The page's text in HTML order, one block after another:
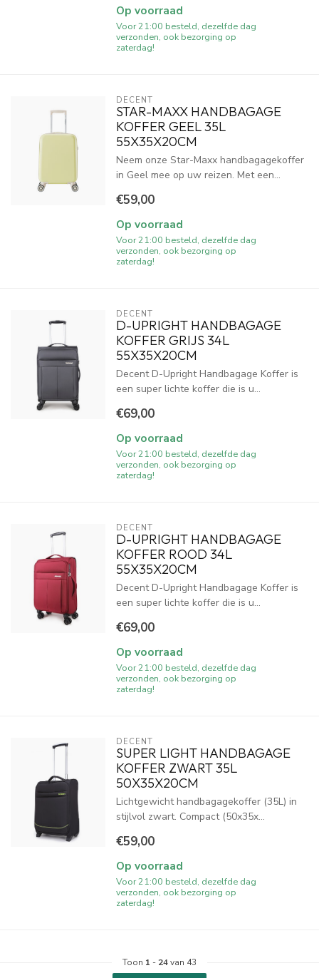
Op voorraad
Voor 21:00 besteld, dezelfde dag
verzonden, ook bezorging op
zaterdag!
DECENT
STAR-MAXX HANDBAGAGE
KOFFER GEEL 35L
55X35X20CM
Neem onze Star-Maxx handbagagekoffer
in Geel mee op uw reizen. Met een...
€59,00
Op voorraad
Voor 21:00 besteld, dezelfde dag
verzonden, ook bezorging op
zaterdag!
DECENT
D-UPRIGHT HANDBAGAGE
KOFFER GRIJS 34L
55X35X20CM
Decent D-Upright Handbagage Koffer is
een super lichte koffer die is u...
€69,00
Op voorraad
Voor 21:00 besteld, dezelfde dag
verzonden, ook bezorging op
zaterdag!
DECENT
D-UPRIGHT HANDBAGAGE
KOFFER ROOD 34L
55X35X20CM
Decent D-Upright Handbagage Koffer is
een super lichte koffer die is u...
€69,00
Op voorraad
Voor 21:00 besteld, dezelfde dag
verzonden, ook bezorging op
zaterdag!
DECENT
SUPER LIGHT HANDBAGAGE
KOFFER ZWART 35L
50X35X20CM
Lichtgewicht handbagagekoffer (35L) in
stijlvol zwart. Compact (50x35x...
€59,00
Op voorraad
Voor 21:00 besteld, dezelfde dag
verzonden, ook bezorging op
zaterdag!
Toon 1 - 24van 43